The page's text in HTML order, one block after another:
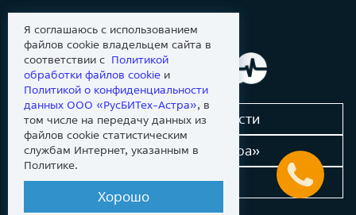
Сообщить об уязвимости
Новости «Группы Астра»
Dev-портал
Я соглашаюсь с использованием
файлов cookie владельцем сайта в
соответствии с Политикой
обработки файлов сookie и
Политикой о конфиденциальности
данных ООО «РусБИТех-Астра», в
том числе на передачу данных из
файлов cookie статистическим
службам Интернет, указанным в
Политике.
Хорошо